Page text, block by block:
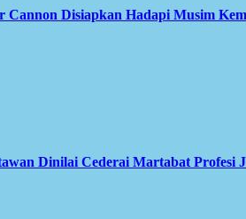
Cannon Disiapkan Hadapi Musim
Dinilai Cederai Martabat Profesi